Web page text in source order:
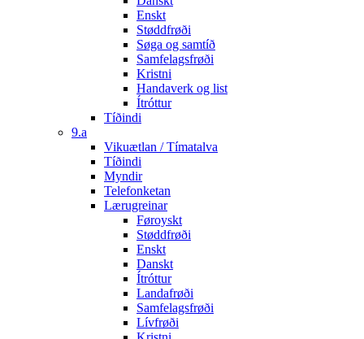
Enskt
Støddfrøði
Søga og samtíð
Samfelagsfrøði
Kristni
Handaverk og list
Ítróttur
Tíðindi
9.a
Vikuætlan / Tímatalva
Tíðindi
Myndir
Telefonketan
Lærugreinar
Føroyskt
Støddfrøði
Enskt
Danskt
Ítróttur
Landafrøði
Samfelagsfrøði
Lívfrøði